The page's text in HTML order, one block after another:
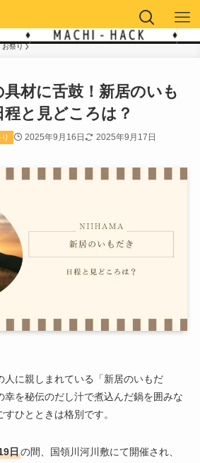
お祭り
具材に舌鼓！新居のいも
と見どころは？
2025年9月16日 2025年9月17日
人に親しまれている「新居のいもだ
幸を秘伝のだし汁で煮込んだ鍋を囲みな
ひとときは格別です。
日の間、国領川河川敷にて開催され、